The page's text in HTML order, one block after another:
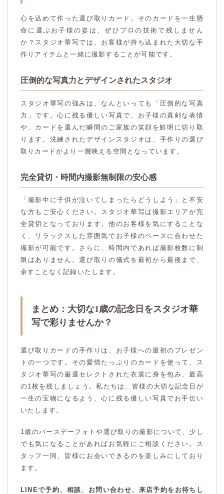
心を込めて作った選び取りカード。そのカードを一生懸
命に選ぶお子様の姿は、ぜひプロの技術で残しません
か？スタジオ華写では、お客様が持ち込まれた大切な手
作りアイテムと一緒に撮影することが可能です。
圧倒的な写真力とデザインされたスタジオ
スタジオ華写の強みは、なんといっても「圧倒的な写真
力」です。心に残る優しい写真で、お子様の真剣な表情
や、カードを選んだ瞬間のご家族の笑顔を鮮明に切り取
ります。洗練されたデザインスタジオは、手作りの選び
取りカードがより一層映える空間となっています。
完全貸切・時間内撮影無制限の安心感
「撮影中に子供が泣いてしまったらどうしよう」と不安
な方もご安心ください。スタジオ華写は撮影エリアが完
全貸切となっております。他のお客様を気にすることな
く、リラックスした雰囲気でお子様のペースに合わせた
撮影が可能です。さらに、時間内であれば撮影枚数に制
限はありません。選び取りの儀式を最初から最後まで、
余すことなく記録いたします。
まとめ：大切な1歳の記念日をスタジオ華
写で彩りませんか？
選び取りカードの手作りは、お子様への最初のプレゼン
トの一つです。その愛情たっぷりのカードを使って、ス
タジオ華写の厳選セレクトされた衣裳に身を包み、最高
の1枚を残しましょう。私たちは、皆様の大切な記念日が
一生の宝物になるよう、心に残る優しい写真でお手伝い
いたします。
1歳のバースデーフォトや選び取りの撮影について、少し
でも気になることがあればお気軽にご相談ください。ス
タッフ一同、皆様にお会いできるのを楽しみにしており
ます。
LINEで予約、相談、お問い合わせ、来店予約をお待ちし